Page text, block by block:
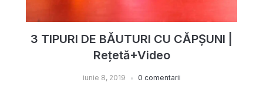
3 TIPURI DE BĂUTURI CU CĂPȘUNI |
Rețetă+Video
iunie 8, 2019 0 comentarii